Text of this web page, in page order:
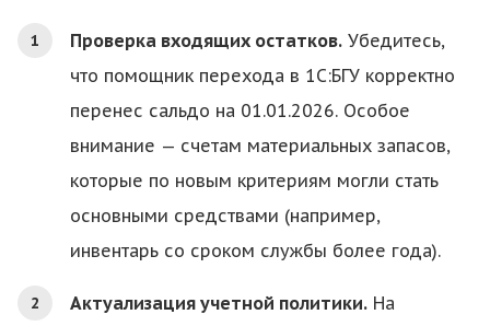
Проверка входящих остатков. Убедитесь,
что помощник перехода в 1С:БГУ корректно
перенес сальдо на 01.01.2026. Особое
внимание — счетам материальных запасов,
которые по новым критериям могли стать
основными средствами (например,
инвентарь со сроком службы более года).
Актуализация учетной политики. На